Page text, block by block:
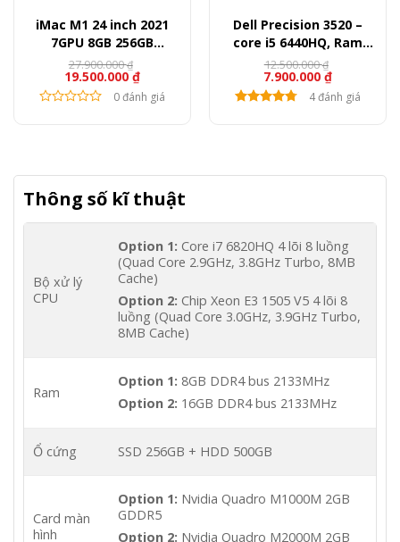
iMac M1 24 inch 2021
7GPU 8GB 256GB
(Likenew)
19.500.000 ₫
27.900.000₫
0 đánh giá
Dell Precision 3520 –
core i5 6440HQ, Ram
8GB, SSD 512GB, VGA
M620, 15.6″ FullHD
7.900.000 ₫
12.500.000₫
4 đánh giá
Thông số kĩ thuật
Bộ xử lý
CPU
Option 1: Core i7 6820HQ 4 lõi 8 luồng
(Quad Core 2.9GHz, 3.8GHz Turbo, 8MB
Cache)
Option 2: Chip Xeon E3 1505 V5 4 lõi 8
luồng (Quad Core 3.0GHz, 3.9GHz Turbo,
8MB Cache)
Ram
Option 1: 8GB DDR4 bus 2133MHz
Option 2: 16GB DDR4 bus 2133MHz
Ổ cứng SSD 256GB + HDD 500GB
Card màn
hình
Option 1: Nvidia Quadro M1000M 2GB
GDDR5
Option 2: Nvidia Quadro M2000M 2GB